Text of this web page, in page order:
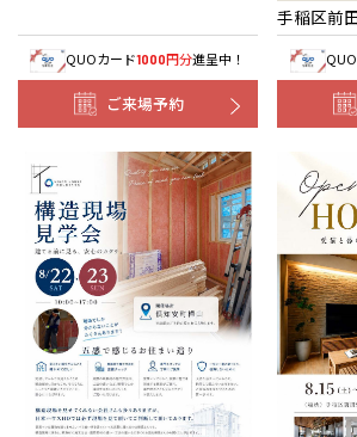
QUOカード1000円分進呈中！
ご来場予約
手稲区前
全国の展示場
北海道
札幌
東北
お近くのイベント
北海道
札幌
札幌
小樽
東北